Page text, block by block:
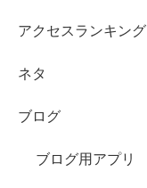
アクセスランキング
ネタ
ブログ
ブログ用アプリ